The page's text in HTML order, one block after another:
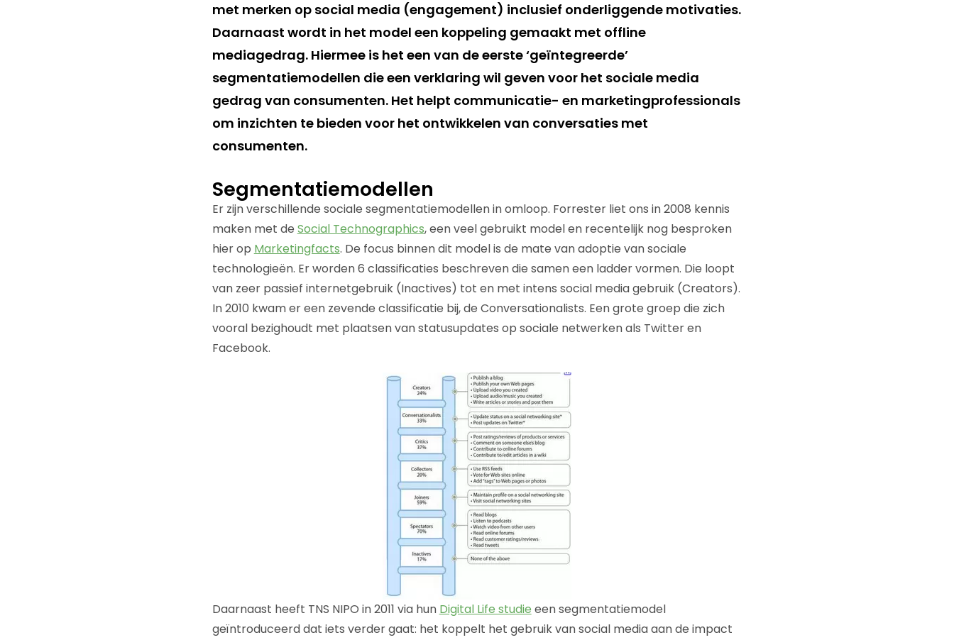
met merken op social media (engagement) inclusief onderliggende motivaties.
Daarnaast wordt in het model een koppeling gemaakt met offline
mediagedrag. Hiermee is het een van de eerste ‘geïntegreerde’
segmentatiemodellen die een verklaring wil geven voor het sociale media
gedrag van consumenten. Het helpt communicatie- en marketingprofessionals
om inzichten te bieden voor het ontwikkelen van conversaties met
consumenten.
Segmentatiemodellen
Er zijn verschillende sociale segmentatiemodellen in omloop. Forrester liet ons in 2008 kennis
maken met de Social Technographics, een veel gebruikt model en recentelijk nog besproken
hier op Marketingfacts. De focus binnen dit model is de mate van adoptie van sociale
technologieën. Er worden 6 classificaties beschreven die samen een ladder vormen. Die loopt
van zeer passief internetgebruik (Inactives) tot en met intens social media gebruik (Creators).
In 2010 kwam er een zevende classificatie bij, de Conversationalists. Een grote groep die zich
vooral bezighoudt met plaatsen van statusupdates op sociale netwerken als Twitter en
Facebook.
Daarnaast heeft TNS NIPO in 2011 via hun Digital Life studie een segmentatiemodel
geïntroduceerd dat iets verder gaat: het koppelt het gebruik van social media aan de impact